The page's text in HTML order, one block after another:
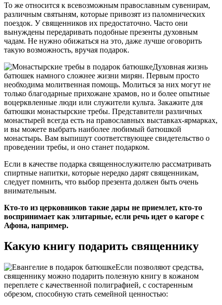
То же относится к всевозможным православным сувенирам,
различным святыням, которые привозят из паломнических
поездок. У священников их предостаточно. Часто они
вынуждены передаривать подобные презенты духовным
чадам. Не нужно обижаться на это, даже лучше оговорить
такую возможность, вручая подарок.
Духовная жизнь
батюшек намного сложнее жизни мирян. Первым просто
необходима молитвенная помощь. Молиться за них могут не
только благодарные прихожане храмов, но и более опытные
воцерквленные люди или служители культа. Закажите для
батюшки монастырские требы. Представители различных
монастырей всегда есть на православных выставках-ярмарках,
и вы можете выбрать наиболее любимый батюшкой
монастырь. Вам выпишут соответствующее свидетельство о
проведении требы, и оно станет подарком.
Если в качестве подарка священнослужителю рассматривать
спиртные напитки, которые нередко дарят священникам,
следует помнить, что выбор презента должен быть очень
внимательным.
Кто-то из церковников такие дары не приемлет, кто-то
воспринимает как элитарные, если речь идет о кагоре с
Афона, например.
Какую книгу подарить священнику
Если позволяют средства,
священнику можно подарить полезную книгу в кожаном
переплете с качественной полиграфией, с состаренным
обрезом, способную стать семейной ценностью: